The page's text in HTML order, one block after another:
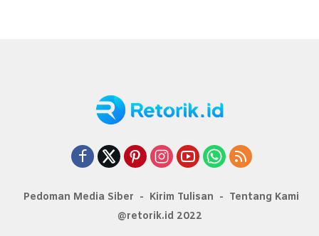
Pedoman Media Siber Kirim Tulisan
Tentang Kami
@retorik.id 2022